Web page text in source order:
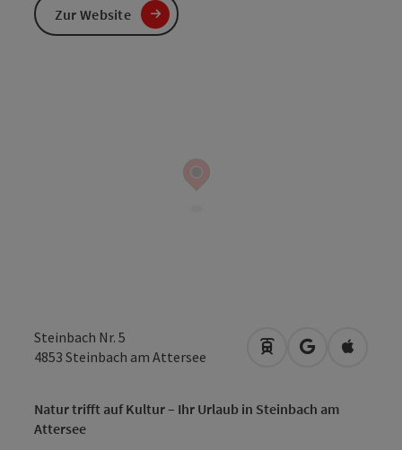
Steinbach Nr. 5
4853 Steinbach am Attersee Anreise mit
in Google
in
Natur trifft auf Kultur – Ihr Urlaub in Steinbach am
Attersee
Zur Website